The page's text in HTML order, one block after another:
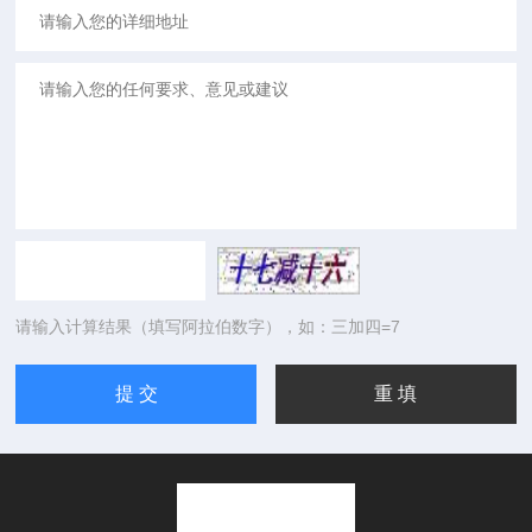
请输入计算结果（填写阿拉伯数字），如：三加四=7